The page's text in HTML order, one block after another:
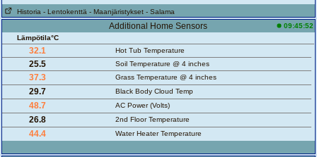
Historia - Lentokenttä - Maanjäristykset - Salama
Additional Home Sensors
09:45:52
Lämpötila°C
32.1 Hot Tub Temperature
25.5 Soil Temperature @ 4 inches
37.3 Grass Temperature @ 4 inches
29.7 Black Body Cloud Temp
48.7 AC Power (Volts)
26.8 2nd Floor Temperature
44.4 Water Heater Temperature